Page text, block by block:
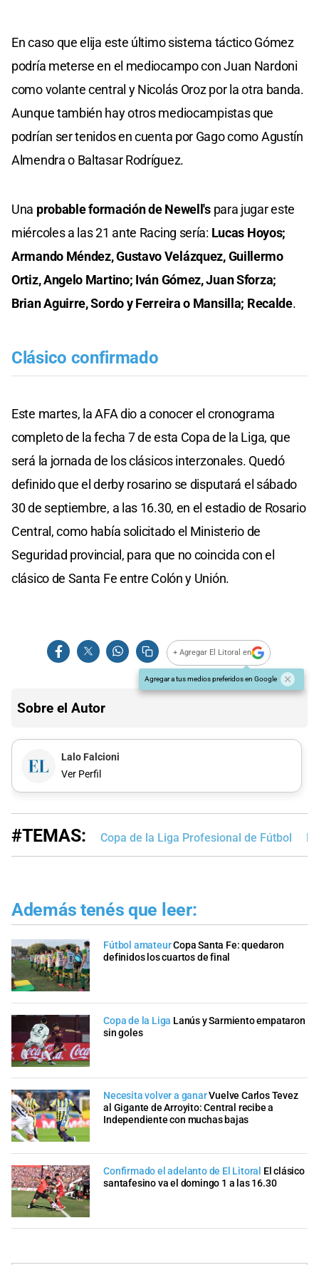
En caso que elija este último sistema táctico Gómez
podría meterse en el mediocampo con Juan Nardoni
como volante central y Nicolás Oroz por la otra banda.
Aunque también hay otros mediocampistas que
podrían ser tenidos en cuenta por Gago como Agustín
Almendra o Baltasar Rodríguez.
Una probable formación de Newell'spara jugar este
miércoles a las 21 ante Racing sería: Lucas Hoyos;
Armando Méndez, Gustavo Velázquez, Guillermo
Ortiz, Angelo Martino; Iván Gómez, Juan Sforza;
Brian Aguirre, Sordo y Ferreira o Mansilla; Recalde.
Clásico confirmado
Este martes, la AFA dio a conocer el cronograma
completo de la fecha 7 de esta Copa de la Liga, que
será la jornada de los clásicos interzonales. Quedó
definido que el derby rosarino se disputará el sábado
30 de septiembre, a las 16.30, en el estadio de Rosario
Central, como había solicitado el Ministerio de
Seguridad provincial, para que no coincida con el
clásico de Santa Fe entre Colón y Unión.
+ Agregar El Litoral en
Agregar a tus medios preferidos en Google
Sobre el Autor
Lalo Falcioni
Ver Perfil
#TEMAS: Copa de la Liga Profesional de Fútbol
Además tenés que leer:
Fútbol amateurCopa Santa Fe: quedaron
definidos los cuartos de final
Copa de la Liga Lanús y Sarmiento empataron
sin goles
Necesita volver a ganarVuelve Carlos Tevez
al Gigante de Arroyito: Central recibe a
Independiente con muchas bajas
Confirmado el adelanto de El Litoral El clásico
santafesino va el domingo 1 a las 16.30